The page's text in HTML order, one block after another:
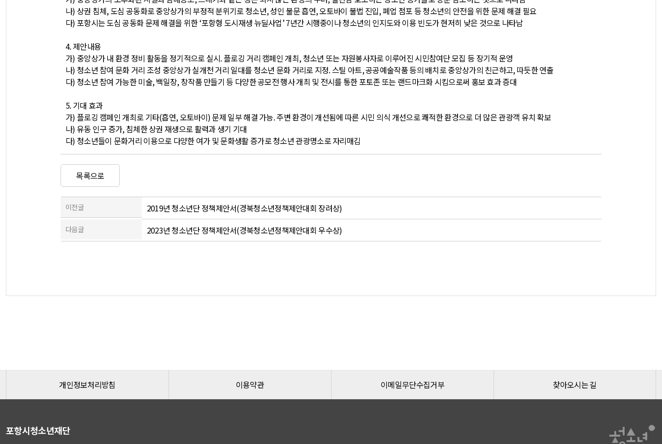
나) 상권 침체,도심 공동화로 중앙상가의 부정적 분위기로 청소년,성인 불문 흡연,오토바이 불법 진입,폐업 점포 등 청소년의 안전을 위한 문제 해결 필요
다) 포항시는 도심 공동화 문제 해결을 위한‘포항형 도시재생 뉴딜사업’ 7년간 시행중이나 청소년의 인지도와 이용 빈도가 현저히 낮은 것으로 나타남
4.제안내용
가) 중앙상가 내 환경 정비 활동을 정기적으로 실시. 플로깅 거리 캠페인 개최,청소년 또는 자원봉사자로 이루어진 시민참여단 모집 등 장기적 운영
나) 청소년 참여 문화 거리 조성 중앙상가 실개천 거리 일대를 청소년 문화 거리로 지정.스틸 아트,공공예술작품 등의 배치로 중앙상가의 친근하고,따듯한 연출
다) 청소년 참여 가능한 미술,백일장,창작품 만들기 등 다양한 공모전 행사 개최 및 전시를 통한 포토존 또는 랜드마크화 시킴으로써 홍보 효과 증대
5. 기대 효과
가) 플로깅 캠페인 개최로 기타(흡연,오토바이)문제 일부 해결 가능.주변 환경이 개선됨에 따른 시민 의식 개선으로 쾌적한 환경으로 더 많은 관광객 유치 확보
나)유동 인구 증가,침체한 상권 재생으로 활력과 생기 기대
다) 청소년들이 문화거리 이용으로 다양한 여가 및 문화생활 증가로 청소년 관광명소로 자리매김
목록으로
이전글 2019년 청소년단 정책제안서(경북청소년정책제안대회 장려상)
다음글 2023년 청소년단 정책제안서(경북청소년정책제안대회 우수상)
개인정보처리방침 이용약관 이메일무단수집거부 찾아오시는 길
포항시청소년재단